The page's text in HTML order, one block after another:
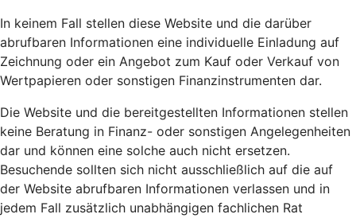
In keinem Fall stellen diese Website und die darüber
abrufbaren Informationen eine individuelle Einladung auf
Zeichnung oder ein Angebot zum Kauf oder Verkauf von
Wertpapieren oder sonstigen Finanzinstrumenten dar.
Die Website und die bereitgestellten Informationen stellen
keine Beratung in Finanz- oder sonstigen Angelegenheiten
dar und können eine solche auch nicht ersetzen.
Besuchende sollten sich nicht ausschließlich auf die auf
der Website abrufbaren Informationen verlassen und in
jedem Fall zusätzlich unabhängigen fachlichen Rat